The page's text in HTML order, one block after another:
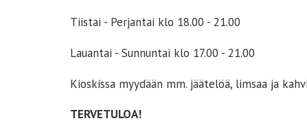
Tiistai - Perjantai klo 18.00 - 21.00
Lauantai - Sunnuntai klo 17.00 - 21.00
Kioskissa myydään mm. jäätelöä, limsaa ja
TERVETULOA!